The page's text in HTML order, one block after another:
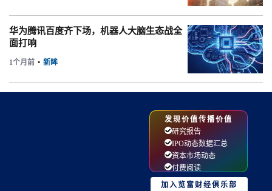
华为腾讯百度齐下场，机器人大脑生态战全
面打响
1个月前 • 新眸
发现价值传播价值
研究报告
IPO动态数据汇总
资本市场动态
付费阅读
加入览富财经俱乐部